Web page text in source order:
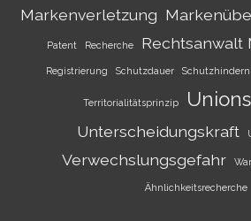
Markenverletzung
Patent Recherche Rechtsanwalt
Registrierung Schutzdauer
Territorialitätsprinzip
Unterscheidungskraft
Verwechslungsgefahr
Ähnlichkeitsrecherche